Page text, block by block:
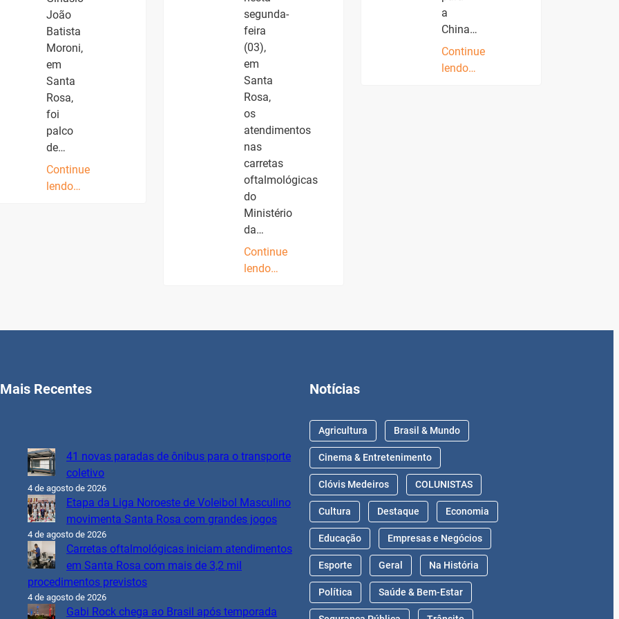
João
Batista
Moroni,
em
Santa
Rosa,
foi
palco
de…
Continue
lendo…
segunda-
feira
(03),
em
Santa
Rosa,
os
atendimentos
nas
carretas
oftalmológicas
do
Ministério
da…
Continue
lendo…
a
China…
Continue
lendo…
Mais Recentes
41 novas paradas de ônibus para o transporte
coletivo
4 de agosto de 2026
Etapa da Liga Noroeste de Voleibol Masculino
movimenta Santa Rosa com grandes jogos
4 de agosto de 2026
Carretas oftalmológicas iniciam atendimentos
em Santa Rosa com mais de 3,2 mil
procedimentos previstos
4 de agosto de 2026
Gabi Rock chega ao Brasil após temporada
Notícias
Agricultura Brasil & Mundo
Cinema & Entretenimento
Clóvis Medeiros COLUNISTAS
Cultura Destaque Economia
Educação Empresas e Negócios
Esporte Geral Na História
Política Saúde & Bem-Estar